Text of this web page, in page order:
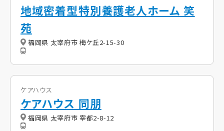
地域密着型特別養護老人ホーム 笑
苑
福岡県 太宰府市 梅ケ丘2-15-30
ケアハウス
ケアハウス 同朋
福岡県 太宰府市 宰都2-8-12